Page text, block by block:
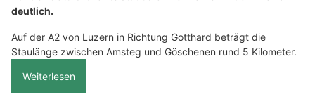
deutlich.
Auf der A2 von Luzern in Richtung Gotthard beträgt die
Staulänge zwischen Amsteg und Göschenen rund 5 Kilometer.
Weiterlesen